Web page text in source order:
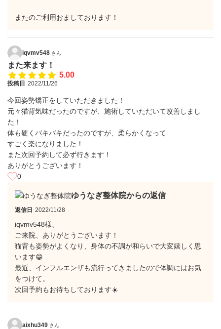
またのご利用おましております！
iqvmv548 さん
また来ます！
5.00
投稿日 2022/11/26
今回姿勢矯正をしていただきました！
元々猫背気味だったのですが、施術していただいて改善しまし
た！
体も硬くバキバキだったのですが、柔らかくなって
すごく楽になりました！
また次回予約して必ず行きます！
ありがとうございます！
0
ゆうなぎ整体院からの返信
返信日 2022/11/28
iqvmv548様、
ご来院、ありがとうございます！
猫背も姿勢がよくなり、身体の不調が和らいで大変嬉しく思
います😁
最近、インフルエンザも流行ってきましたので体調にはお気
をつけて。
次回予約もお待ちしております☀️
aixhu349 さん